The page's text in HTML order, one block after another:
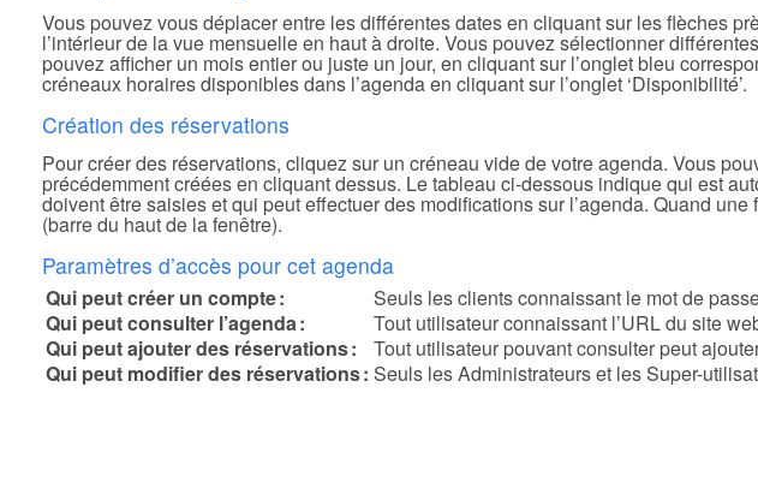
Vous pouvez vous déplacer entre les différentes dates en cliquant sur les flèches
l’intérieur de la vue mensuelle en haut à droite. Vous pouvez sélectionner
pouvez afficher un mois entier ou juste un jour, en cliquant sur l’onglet bleu
créneaux horaires disponibles dans l’agenda en cliquant sur l’onglet ‘Disponibilité’.
Création des réservations
Pour créer des réservations, cliquez sur un créneau vide de votre agenda. Vous
précédemment créées en cliquant dessus. Le tableau ci-dessous indique qui est
doivent être saisies et qui peut effectuer des modifications sur l’agenda. Quand
(barre du haut de la fenêtre).
Paramètres d’accès pour cet agenda
Qui peut créer un compte :
Seuls les clients connaissant le mot de
Qui peut consulter l’agenda :
Tout utilisateur connaissant l’URL du site
Qui peut ajouter des réservations :
Tout utilisateur pouvant consulter peut
Qui peut modifier des réservations : Seuls les Administrateurs et les Super-